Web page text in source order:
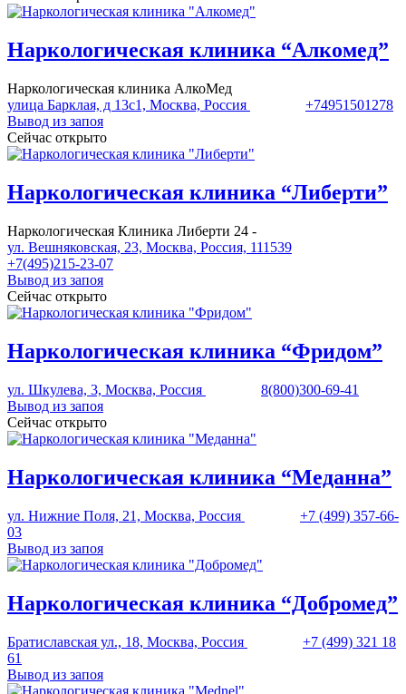
Наркологическая клиника “Алкомед”
Наркологическая клиника АлкоМед
улица Барклая, д 13с1, Москва, Россия
+74951501278
Вывод из запоя
Сейчас открыто
Наркологическая клиника “Либерти”
Наркологическая Клиника Либерти 24 -
ул. Вешняковская, 23, Москва, Россия, 111539
+7(495)215-23-07
Вывод из запоя
Сейчас открыто
Наркологическая клиника “Фридом”
ул. Шкулева, 3, Москва, Россия
8(800)300-69-41
Вывод из запоя
Сейчас открыто
Наркологическая клиника “Меданна”
ул. Нижние Поля, 21, Москва, Россия
+7 (499) 357-66-
03
Вывод из запоя
Наркологическая клиника “Добромед”
Братиславская ул., 18, Москва, Россия
+7 (499) 321 18
61
Вывод из запоя